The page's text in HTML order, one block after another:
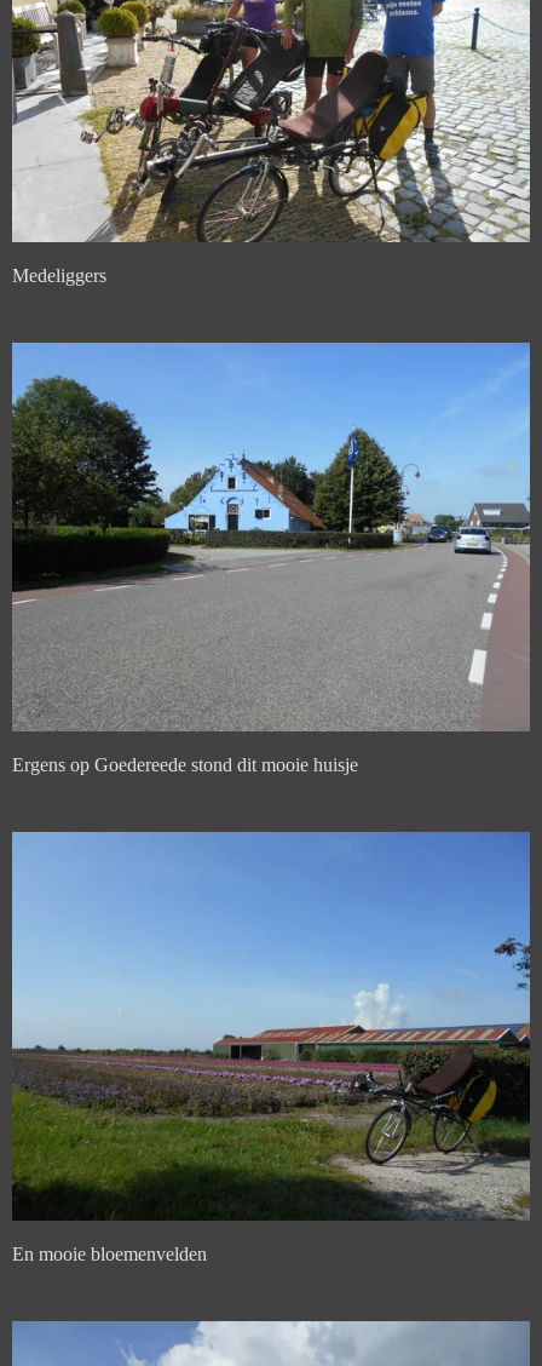
Medeliggers
Ergens op Goedereede stond dit mooie huisje
En mooie bloemenvelden